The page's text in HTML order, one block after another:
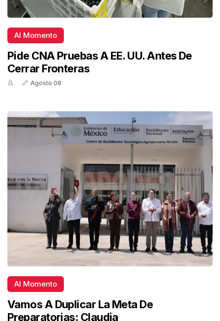
Al Momento
Pide CNA Pruebas A EE. UU. Antes De
Cerrar Fronteras
Agosto 08
Al Momento
Vamos A Duplicar La Meta De
Preparatorias: Claudia